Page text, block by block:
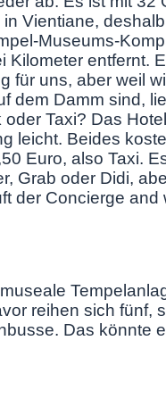
Vientiane,
Museums-
Kilometer entfernt.
für uns, aber weil
dem Damm sind,
oder Taxi? Das
leicht. Beides
Euro, also Taxi.
Grab oder Didi,
der Concierge and
reihen sich fünf,
Das könnte